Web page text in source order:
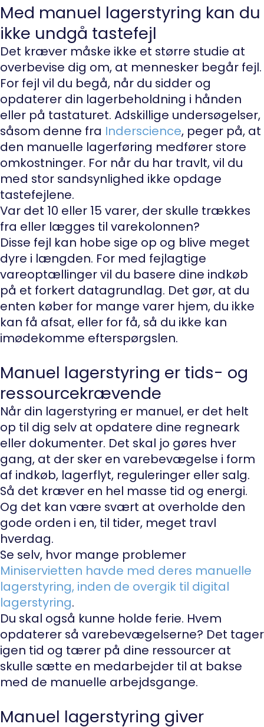
Med manuel lagerstyring kan du
ikke undgå tastefejl
Det kræver måske ikke et større studie at
overbevise dig om, at mennesker begår fejl.
For fejl vil du begå, når du sidder og
opdaterer din lagerbeholdning i hånden
eller på tastaturet. Adskillige undersøgelser,
såsom denne fra Inderscience, peger på, at
den manuelle lagerføring medfører store
omkostninger. For når du har travlt, vil du
med stor sandsynlighed ikke opdage
tastefejlene.
Var det 10 eller 15 varer, der skulle trækkes
fra eller lægges til varekolonnen?
Disse fejl kan hobe sige op og blive meget
dyre i længden. For med fejlagtige
vareoptællinger vil du basere dine indkøb
på et forkert datagrundlag. Det gør, at du
enten køber for mange varer hjem, du ikke
kan få afsat, eller for få, så du ikke kan
imødekomme efterspørgslen.
Manuel lagerstyring er tids- og
ressourcekrævende
Når din lagerstyring er manuel, er det helt
op til dig selv at opdatere dine regneark
eller dokumenter. Det skal jo gøres hver
gang, at der sker en varebevægelse i form
af indkøb, lagerflyt, reguleringer eller salg.
Så det kræver en hel masse tid og energi.
Og det kan være svært at overholde den
gode orden i en, til tider, meget travl
hverdag.
Se selv, hvor mange problemer
Miniservietten havde med deres manuelle
lagerstyring, inden de overgik til digital
lagerstyring.
Du skal også kunne holde ferie. Hvem
opdaterer så varebevægelserne? Det tager
igen tid og tærer på dine ressourcer at
skulle sætte en medarbejder til at bakse
med de manuelle arbejdsgange.
Manuel lagerstyring giver